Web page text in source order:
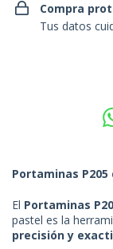
Compra
Tus datos
Portaminas
El Portaminas
pastel es la
precisión y